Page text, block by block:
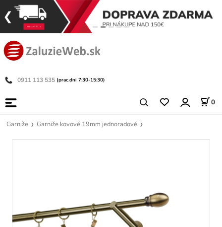
0911 113 535 (prac.dni 7:30-15:30)
0
Garniže Garniže kovové 19mm jednoradové